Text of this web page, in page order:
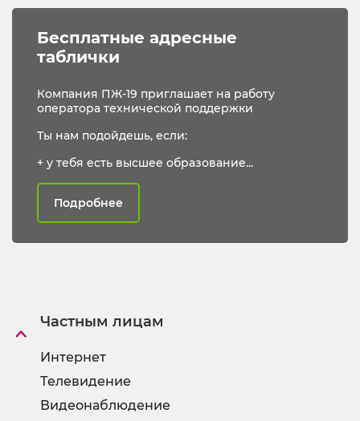
Бесплатные адресные
таблички
Компания ПЖ-19 приглашает на работу
оператора технической поддержки
Ты нам подойдешь, если:
+ у тебя есть высшее образование...
Подробнее
Частным лицам
Интернет
Телевидение
Видеонаблюдение